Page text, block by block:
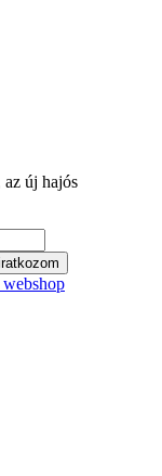
az új hajós